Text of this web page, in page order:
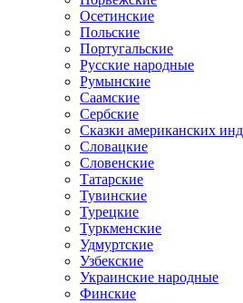
Осетинские
Польские
Португальские
Русские народные
Румынские
Саамские
Сербские
Сказки американских
Словацкие
Словенские
Татарские
Тувинские
Турецкие
Туркменские
Удмуртские
Узбекские
Украинские народные
Финские